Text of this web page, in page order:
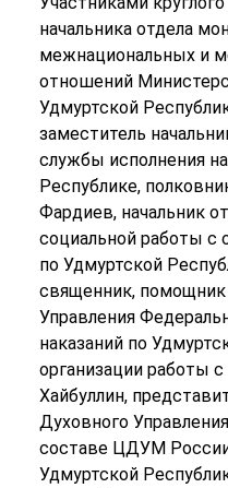
начальника отдела
межнациональных и
отношений
Удмуртской
заместитель
службы исполнения
Республике,
Фардиев, начальник
социальной работы
по Удмуртской
священник, помощник
Управления
наказаний по
организации работы
Хайбуллин,
Духовного
составе ЦДУМ
Удмуртской